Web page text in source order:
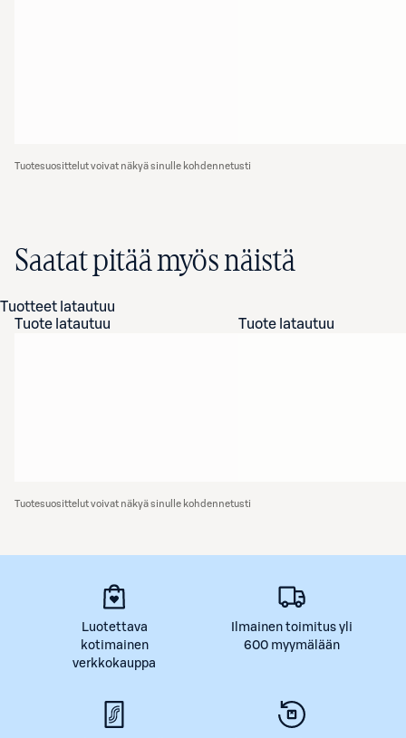
Tuotesuosittelut voivat näkyä sinulle kohdennetusti
Saatat pitää myös näistä
Tuotteet latautuu
Tuote latautuu
Tuote latautuu
Tuotesuosittelut voivat näkyä sinulle kohdennetusti
Luotettava
kotimainen
verkkokauppa
Ilmainen toimitus yli
600 myymälään